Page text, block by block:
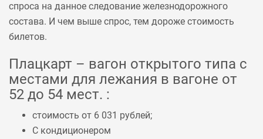
спроса на данное следование железнодорожного
состава. И чем выше спрос, тем дороже стоимость
билетов.
Плацкарт – вагон открытого типа с
местами для лежания в вагоне от
52 до 54 мест. :
стоимость от 6 031 рублей;
С кондиционером